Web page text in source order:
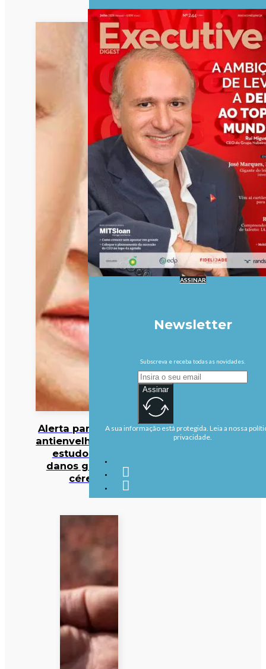
Alerta para cocktail
antienvelhecimento:
estudo deteta
danos graves no
cérebro
ASSINAR
Newsletter
Subscreva e receba todas as novidades.
Assinar
A sua informação está protegida. Leia a nossa
privacidade.